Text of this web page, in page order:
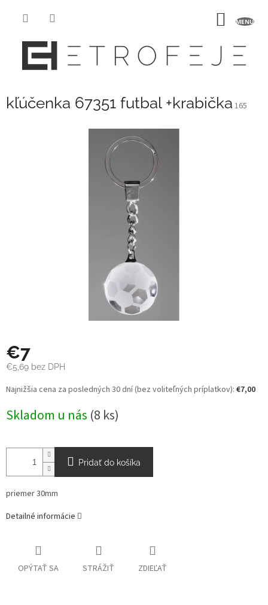
kľúčenka 67351 futbal +krabička 165
€7
€5,69 bez DPH
Jednotková
cena:
Najnižšia cena za posledných 30 dní (bez voliteľných príplatkov): €7,00
Skladom u nás (8 ks)
Pridať do košíka
priemer 30mm
Detailné informácie
OPÝTAŤ SA STRÁŽIŤ ZDIEĽAŤ